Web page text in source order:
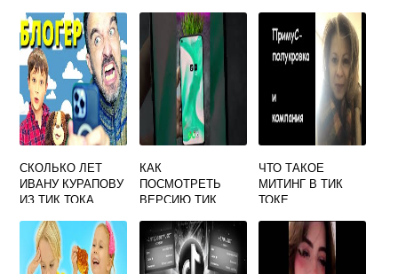
СКОЛЬКО ЛЕТ
ИВАНУ КУРАПОВУ
ИЗ ТИК ТОКА
КАК
ПОСМОТРЕТЬ
ВЕРСИЮ ТИК
ЧТО ТАКОЕ
МИТИНГ В ТИК
ТОКЕ